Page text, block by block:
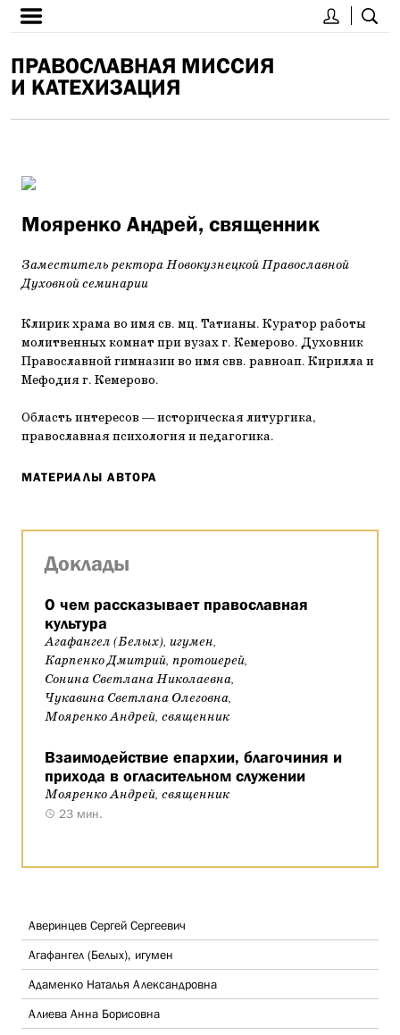
ПРАВОСЛАВНАЯ МИССИЯ
И КАТЕХИЗАЦИЯ
Мояренко Андрей, священник
Заместитель ректора Новокузнецкой Православной
Духовной семинарии
Клирик храма во имя св. мц. Татианы. Куратор работы
молитвенных комнат при вузах г. Кемерово. Духовник
Православной гимназии во имя свв. равноап. Кирилла и
Мефодия г. Кемерово.
Область интересов — историческая литургика,
православная психология и педагогика.
МАТЕРИАЛЫ АВТОРА
Доклады
О чем рассказывает православная
культура
Агафангел (Белых), игумен,
Карпенко Дмитрий, протоиерей,
Сонина Светлана Николаевна,
Чукавина Светлана Олеговна,
Мояренко Андрей, священник
Взаимодействие епархии, благочиния и
прихода в огласительном служении
Мояренко Андрей, священник
23 мин.
Аверинцев Сергей Сергеевич
Агафангел (Белых), игумен
Адаменко Наталья Александровна
Алиева Анна Борисовна